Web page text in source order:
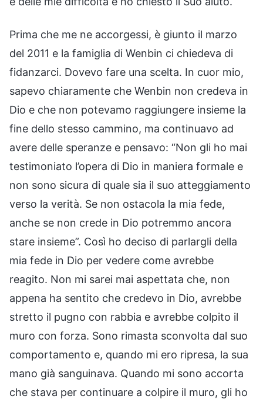
Prima che me ne accorgessi, è giunto il marzo
del 2011 e la famiglia di Wenbin ci chiedeva di
fidanzarci. Dovevo fare una scelta. In cuor mio,
sapevo chiaramente che Wenbin non credeva in
Dio e che non potevamo raggiungere insieme la
fine dello stesso cammino, ma continuavo ad
avere delle speranze e pensavo: “Non gli ho mai
testimoniato l’opera di Dio in maniera formale e
non sono sicura di quale sia il suo atteggiamento
verso la verità. Se non ostacola la mia fede,
anche se non crede in Dio potremmo ancora
stare insieme”. Così ho deciso di parlargli della
mia fede in Dio per vedere come avrebbe
reagito. Non mi sarei mai aspettata che, non
appena ha sentito che credevo in Dio, avrebbe
stretto il pugno con rabbia e avrebbe colpito il
muro con forza. Sono rimasta sconvolta dal suo
comportamento e, quando mi ero ripresa, la sua
mano già sanguinava. Quando mi sono accorta
che stava per continuare a colpire il muro, gli ho